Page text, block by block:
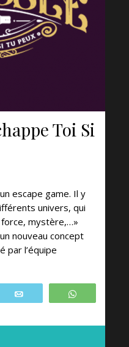
Toi Si
escape game. Il y
univers, qui
mystère,…»
nouveau concept
par l’équipe